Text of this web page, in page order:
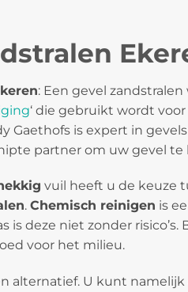
: Een gevel
‘ die gebruikt wordt
Gaethofs is expert in
partner om uw gevel te
vuil heeft u de keuze
. Chemisch reinigen is
is deze niet zonder risico’s.
voor het milieu.
alternatief. U kunt